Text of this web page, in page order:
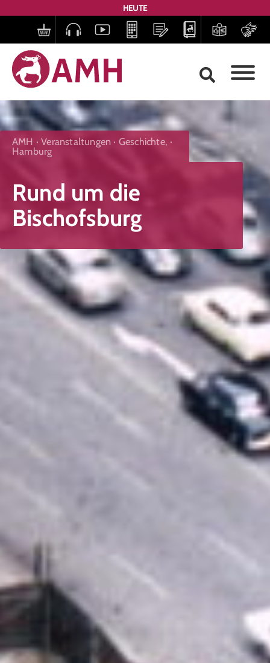
HEUTE
AMH Veranstaltungen Geschichte,
Hamburg
Rund um die
Bischofsburg